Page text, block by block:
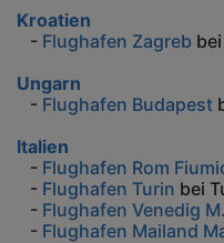
Kroatien
- Flughafen Zagreb
Ungarn
- Flughafen Budapest
Italien
- Flughafen Rom
- Flughafen Turin bei
- Flughafen Venedig
- Flughafen Mailand